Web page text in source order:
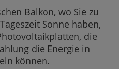
Balkon, wo Sie zu
Sonne haben,
die
die Energie in
können.